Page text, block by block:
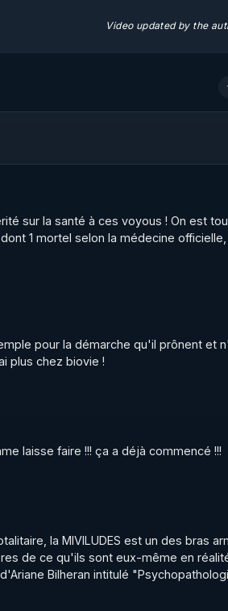
de la manipulation sectaire
l'existence de ces
et la gestion des nouvelles
2023/12/sectes-les-chiffres.pdf
général ? Le cas de l'Unadfi
2023/12/brochure-unadfi-caplc-
état des lieux inquiétant
à retrouver sur:
Video updated by the
sur la santé à ces voyous ! On est
1 mortel selon la médecine
pour la démarche qu'il prônent et
plus chez biovie !
laisse faire !!! ça a déjà commencé !!!
la MIVILUDES est un des bras
de ce qu'ils sont eux-même en
Bilheran intitulé